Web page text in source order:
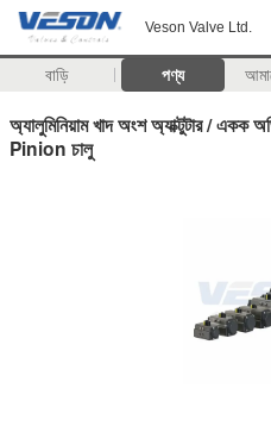
Veson Valve Ltd.
বাড়ি পণ্য
অ্যালুমিনিয়াম খাদ অংশ অ্যাক্টুটার /
Pinion চালু